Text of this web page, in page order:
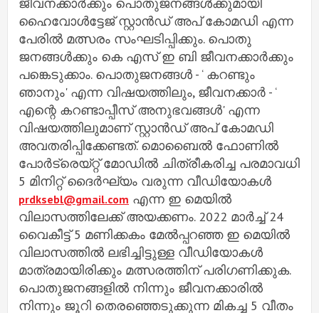
ജീവനക്കാർക്കും പൊതുജനങ്ങൾക്കുമായി
ഹൈവോൾട്ടേജ് സ്റ്റാൻഡ് അപ് കോമഡി എന്ന
പേരിൽ മത്സരം സംഘടിപ്പിക്കും. പൊതു
ജനങ്ങൾക്കും കെ എസ് ഇ ബി ജീവനക്കാർക്കും
പങ്കെടുക്കാം. പൊതുജനങ്ങൾ - ‘ കറണ്ടും
ഞാനും' എന്ന വിഷയത്തിലും, ജീവനക്കാർ - ‘
എന്റെ കറണ്ടാപ്പീസ് അനുഭവങ്ങൾ' എന്ന
വിഷയത്തിലുമാണ് സ്റ്റാൻഡ് അപ് കോമഡി
അവതരിപ്പിക്കേണ്ടത്. മൊബൈൽ ഫോണിൽ
പോർട്രെയ്റ്റ് മോഡിൽ ചിത്രീകരിച്ച പരമാവധി
5 മിനിറ്റ് ദൈർഘ്യം വരുന്ന വീഡിയോകൾ
prdksebl@gmail.com എന്ന ഇ മെയിൽ
വിലാസത്തിലേക്ക് അയക്കണം. 2022 മാർച്ച് 24
വൈകീട്ട് 5 മണിക്കകം മേൽപ്പറഞ്ഞ ഇ മെയിൽ
വിലാസത്തിൽ ലഭിച്ചിട്ടുള്ള വീഡിയോകൾ
മാത്രമായിരിക്കും മത്സരത്തിന് പരിഗണിക്കുക.
പൊതുജനങ്ങളിൽ നിന്നും ജീവനക്കാരിൽ
നിന്നും ജൂറി തെരഞ്ഞെടുക്കുന്ന മികച്ച 5 വീതം